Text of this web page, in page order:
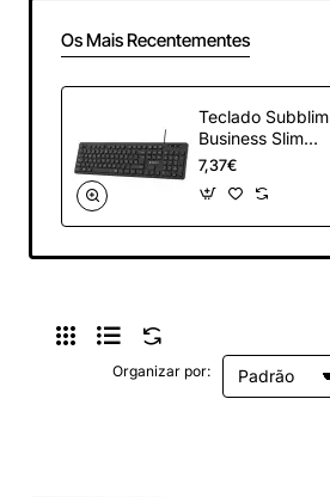
Os Mais Recentementes
Teclado Subblim
Business Slim
Silencioso/ Negro
7,37€
Organizar por: